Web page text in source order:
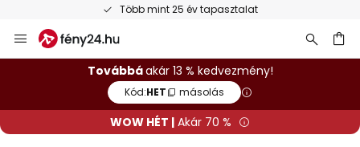
Több mint 25 év tapasztalat
Ugrás
a
tartalomhozTovábbáakár 13 % kedvezmény!
Kód:HET másolás
WOW HÉT | Akár 70 %